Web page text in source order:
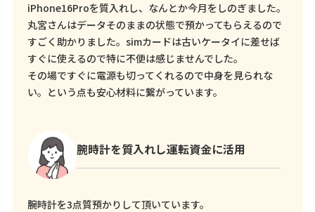
iPhone16Proを質入れし、なんとか今月をしのぎました。
丸宮さんはデータそのままの状態で預かってもらえるので
すごく助かりました。simカードは古いケータイに差せば
すぐに使えるので特に不便は感じませんでした。
その場ですぐに電源も切ってくれるので中身を見られな
い。という点も安心材料に繋がっています。
腕時計を質入れし運転資金に活用
腕時計を3点質預かりして頂いています。